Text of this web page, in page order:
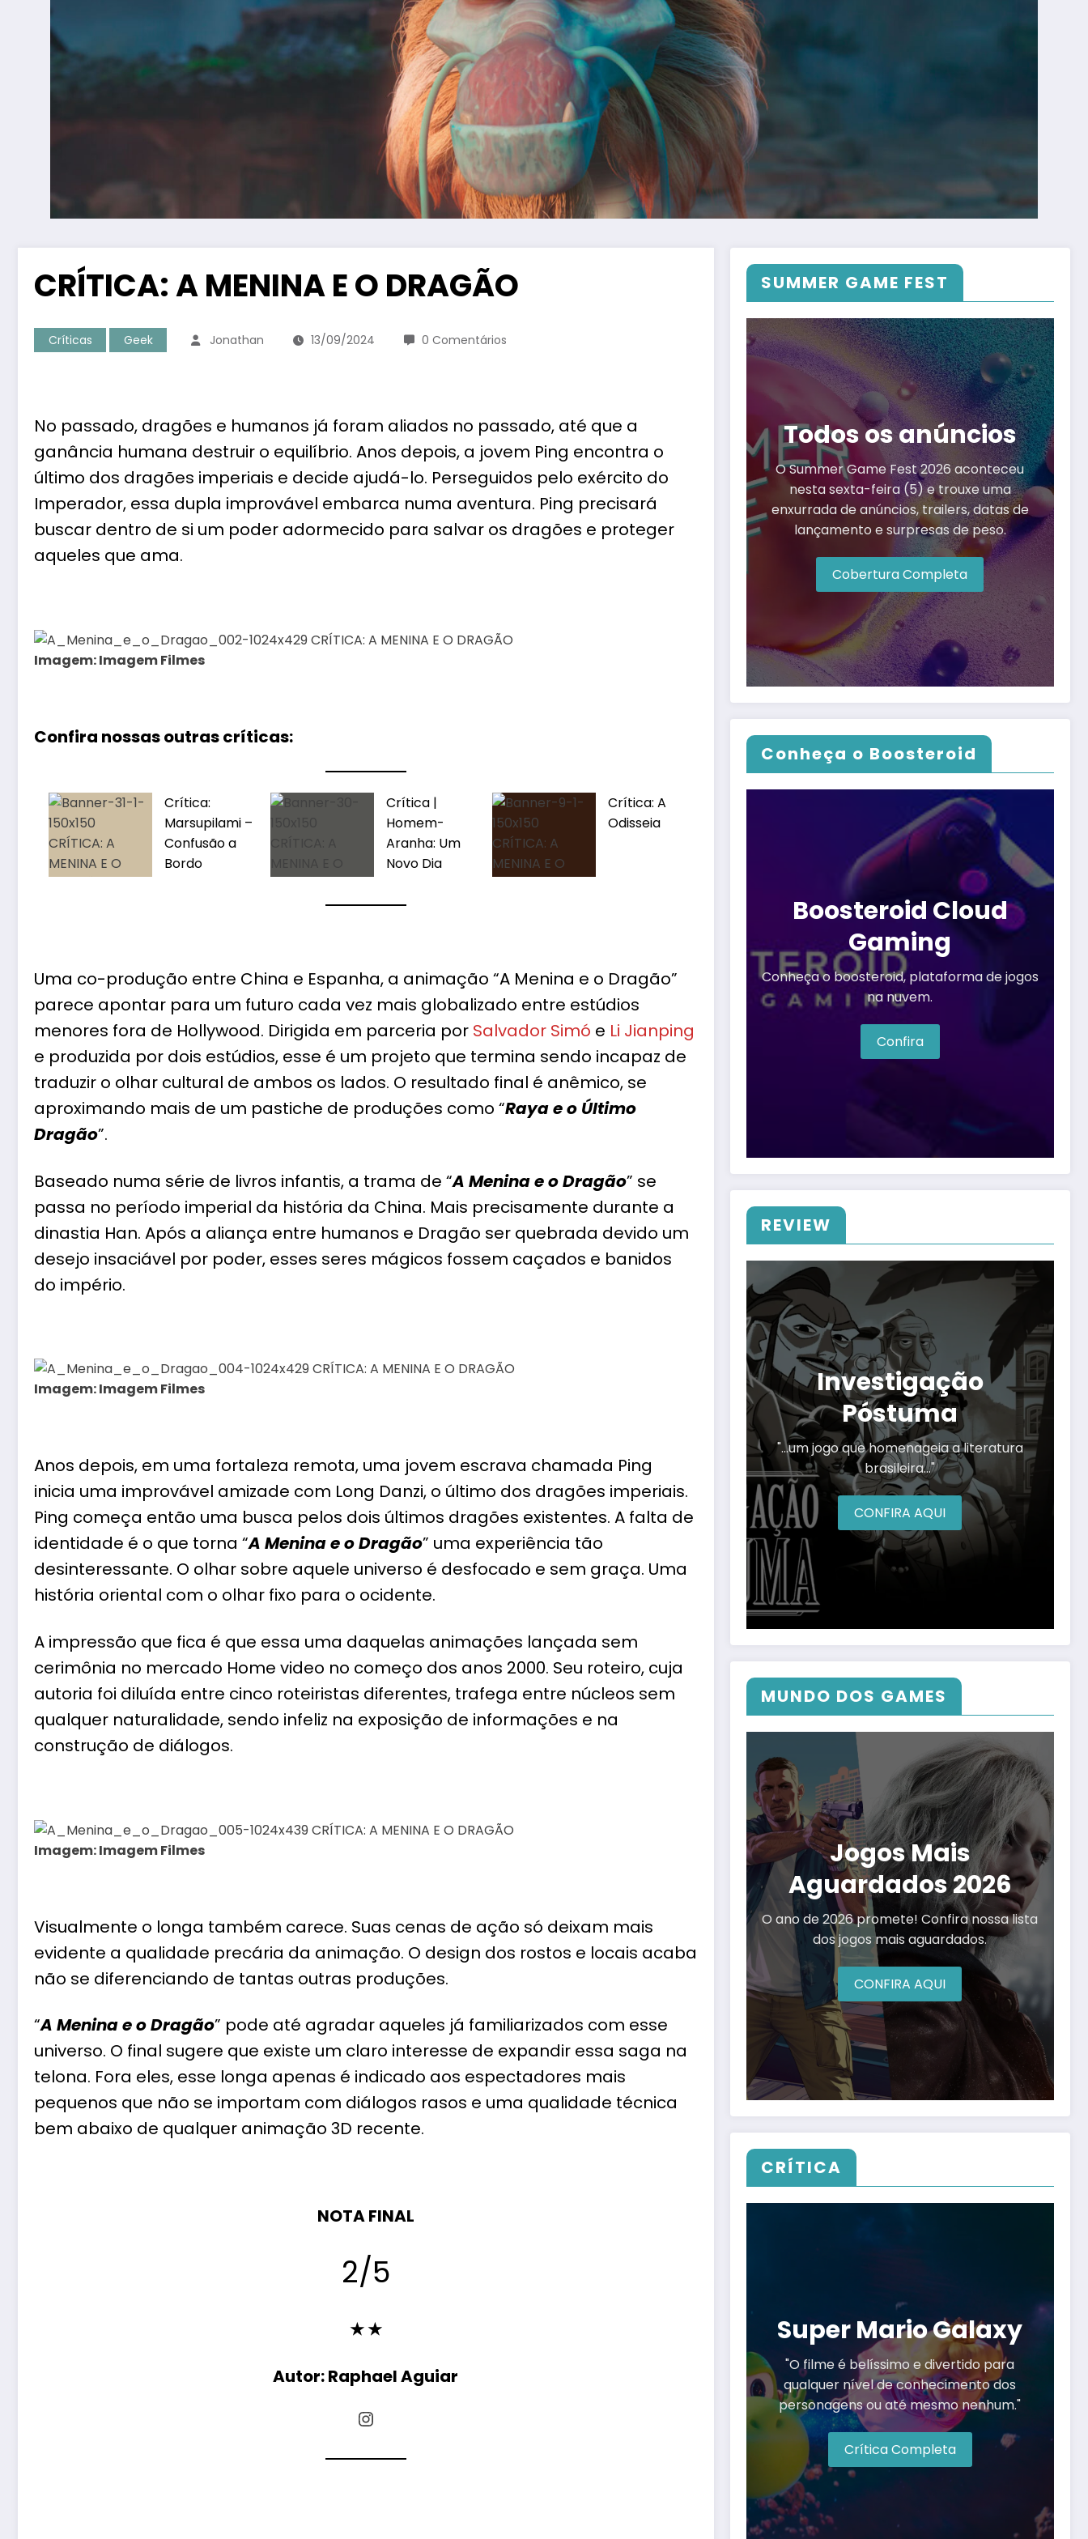
CRÍTICA: A MENINA E O DRAGÃO
Críticas Geek Jonathan 13/09/2024 0 Comentários
No passado, dragões e humanos já foram aliados no passado, até que a
ganância humana destruir o equilíbrio. Anos depois, a jovem Ping encontra o
último dos dragões imperiais e decide ajudá-lo. Perseguidos pelo exército do
Imperador, essa dupla improvável embarca numa aventura. Ping precisará
buscar dentro de si um poder adormecido para salvar os dragões e proteger
aqueles que ama.
Imagem: Imagem Filmes
Confira nossas outras críticas:
Crítica:
Marsupilami –
Confusão a
Bordo
Crítica |
Homem-
Aranha: Um
Novo Dia
Crítica: A
Odisseia
Uma co-produção entre China e Espanha, a animação “A Menina e o Dragão”
parece apontar para um futuro cada vez mais globalizado entre estúdios
menores fora de Hollywood. Dirigida em parceria por Salvador Simó e Li Jianping
e produzida por dois estúdios, esse é um projeto que termina sendo incapaz de
traduzir o olhar cultural de ambos os lados. O resultado final é anêmico, se
aproximando mais de um pastiche de produções como “Raya e o Último
Dragão”.
Baseado numa série de livros infantis, a trama de “A Menina e o Dragão” se
passa no período imperial da história da China. Mais precisamente durante a
dinastia Han. Após a aliança entre humanos e Dragão ser quebrada devido um
desejo insaciável por poder, esses seres mágicos fossem caçados e banidos
do império.
Imagem: Imagem Filmes
Anos depois, em uma fortaleza remota, uma jovem escrava chamada Ping
inicia uma improvável amizade com Long Danzi, o último dos dragões imperiais.
Ping começa então uma busca pelos dois últimos dragões existentes. A falta de
identidade é o que torna “A Menina e o Dragão” uma experiência tão
desinteressante. O olhar sobre aquele universo é desfocado e sem graça. Uma
história oriental com o olhar fixo para o ocidente.
A impressão que fica é que essa uma daquelas animações lançada sem
cerimônia no mercado Home video no começo dos anos 2000. Seu roteiro, cuja
autoria foi diluída entre cinco roteiristas diferentes, trafega entre núcleos sem
qualquer naturalidade, sendo infeliz na exposição de informações e na
construção de diálogos.
Imagem: Imagem Filmes
Visualmente o longa também carece. Suas cenas de ação só deixam mais
evidente a qualidade precária da animação. O design dos rostos e locais acaba
não se diferenciando de tantas outras produções.
“A Menina e o Dragão” pode até agradar aqueles já familiarizados com esse
universo. O final sugere que existe um claro interesse de expandir essa saga na
telona. Fora eles, esse longa apenas é indicado aos espectadores mais
pequenos que não se importam com diálogos rasos e uma qualidade técnica
bem abaixo de qualquer animação 3D recente.
NOTA FINAL
2/5
★ ★
Autor: Raphael Aguiar
Instagram
SUMMER GAME FEST
Todos os anúncios
O Summer Game Fest 2026 aconteceu
nesta sexta-feira (5) e trouxe uma
enxurrada de anúncios, trailers, datas de
lançamento e surpresas de peso.
Cobertura Completa
Conheça o Boosteroid
Boosteroid Cloud
Gaming
Conheça o boosteroid, plataforma de jogos
na nuvem.
Confira
REVIEW
Investigação
Póstuma
"…um jogo que homenageia a literatura
brasileira…"
CONFIRA AQUI
MUNDO DOS GAMES
Jogos Mais
Aguardados 2026
O ano de 2026 promete! Confira nossa lista
dos jogos mais aguardados.
CONFIRA AQUI
CRÍTICA
Super Mario Galaxy
"O filme é belíssimo e divertido para
qualquer nível de conhecimento dos
personagens ou até mesmo nenhum."
Crítica Completa